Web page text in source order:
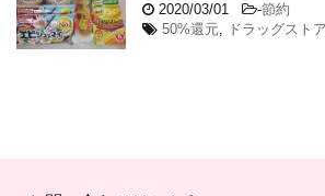
2020/03/01 -節約
50%還元, ドラッグストア